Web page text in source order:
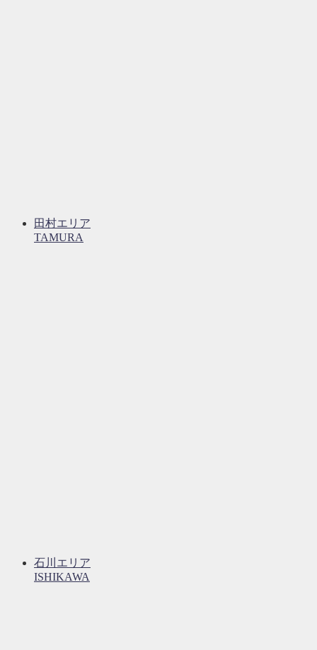
田村エリア
TAMURA
石川エリア
ISHIKAWA